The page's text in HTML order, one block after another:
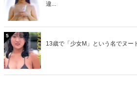
違...
5
13歳で「少女M」という名でヌー